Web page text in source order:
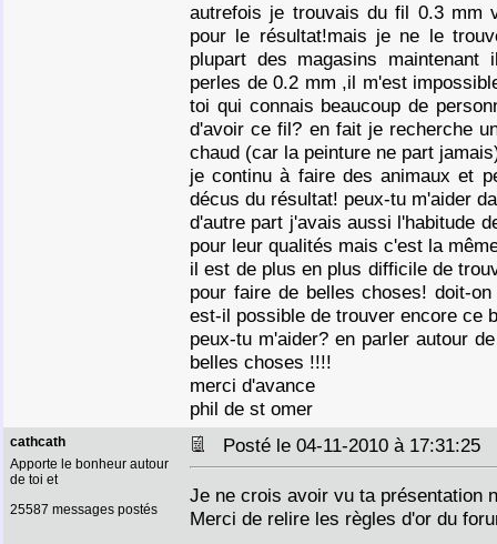
autrefois je trouvais du fil 0.3 mm
pour le résultat!mais je ne le
plupart des magasins
perles de 0.2 mm ,il m'est
toi qui connais beaucoup de
d'avoir ce fil? en fait je recherche
chaud (car la peinture ne part
je continu à faire des animaux et
décus du résultat! peux-tu m'aider
d'autre part j'avais aussi l'habitude
pour leur qualités mais c'est la
il est de plus en plus difficile de
pour faire de belles choses! doit-
est-il possible de trouver encore ce
peux-tu m'aider? en parler autour
belles choses !!!!
merci d'avance
phil de st omer
cathcath
Apporte le bonheur autour
de toi et
25587 messages postés
Posté le 04-11-2010 à 17:31:25
Je ne crois avoir vu ta présentation
Merci de relire les règles d'or du